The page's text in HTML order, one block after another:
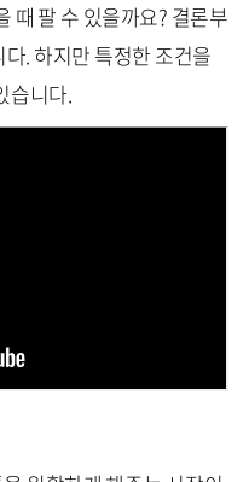
때 팔 수 있을까요? 결론부
. 하지만 특정한 조건을
습니다.